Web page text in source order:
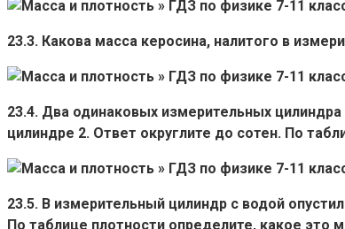
23.3. Какова масса керосина, налитого в
23.4. Два одинаковых измерительных
цилиндре 2. Ответ округлите до сотен. По
23.5. В измерительный цилиндр с водой
По таблице плотности определите, какое